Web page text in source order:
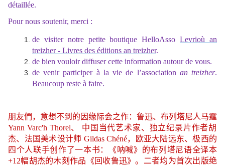
détaillée.
Pour nous soutenir, merci :
de visiter notre petite boutique HelloAssoLevrioù an
treizher - Livres des éditions an treizher.
de bien vouloir diffuser cette information autour de vous.
de venir participer à la vie de l’association an treizher.
Beaucoup reste à faire.
朋友們，意想不到的因缘际会之作：鲁迅、布列塔尼人马霆
Yann Varc'h Thorel、
中国当代艺术家、独立纪录片作者胡
杰、法国美术设计师 Gildas Chéné，欧亚大陆远东、极西的
四个人联手创作了一本书：《呐喊》的布列塔尼语全译本
+12幅胡杰的木刻作品《回收鲁迅》。二者均为首次出版绝